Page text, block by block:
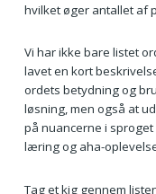
hvilket øger antallet af
Vi har ikke bare listet
lavet en kort
ordets betydning og
løsning, men også at
på nuancerne i
læring og aha-
Tag et kig gennem